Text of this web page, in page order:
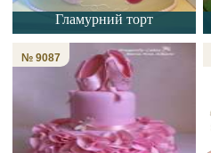
Гламурний торт
№ 9087